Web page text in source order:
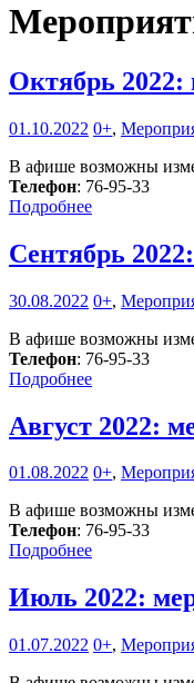
Октябрь 2022:
01.10.2022 0+,
В афише возможны
Телефон: 76-95-33
Подробнее
Сентябрь
30.08.2022 0+,
В афише возможны
Телефон: 76-95-33
Подробнее
Август 2022:
01.08.2022 0+,
В афише возможны
Телефон: 76-95-33
Подробнее
Июль 2022:
01.07.2022 0+,